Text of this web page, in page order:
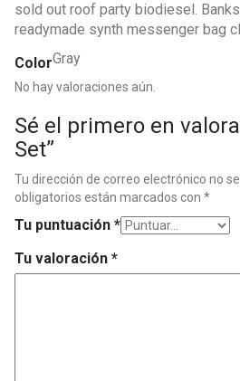
sold out roof party biodiesel.
readymade synth messenger bag
ColorGray
No hay valoraciones aún.
Sé el primero en
Set”
Tu dirección de correo electrónico no
obligatorios están marcados con *
Tu puntuación *
Tu valoración *